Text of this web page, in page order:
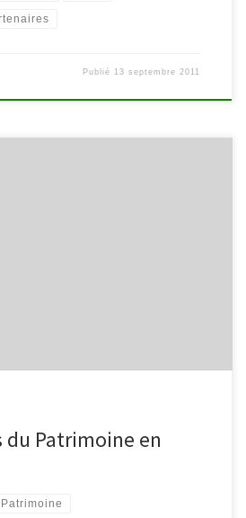
Publié 13 septembre 2011
du Patrimoine en
Patrimoine